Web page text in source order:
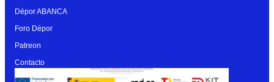
Dépor ABANCA
Foro Dépor
Patreon
Contacto